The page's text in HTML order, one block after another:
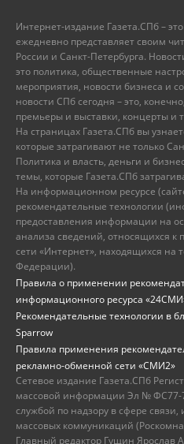
Интернет-издание Газета.СПб –
ежедневно представляет своим
России и Санкт-Петербурга.
это политика, общественные
мероприятия, новости бизнеса и
новости СПб сегодня – это,
премьеры и выставки, концерты и
На страницах Газета.СПб вы
которые затрагивают не только
Политика и власть, деньги и
темы, которые Газета.СПб
На информационном ресурсе
рекомендательные технологии
предоставления информации на
анализа сведений, относящихся к
сети «Интернет», находящихся на
Федерации).
Правила о применении
информационного ресурса
Рекомендательные технологии в
Sparrow
Правила применения
рекламно-обменной сети «СМИ2»
Сетевое издание Газета.СПб
массовой информации Эл № ФС77-
службой по надзору в сфере
массовых коммуникаций
Главный редактор Гущин Ярослав